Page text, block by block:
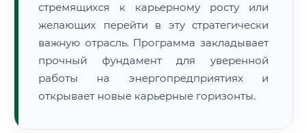
стремящихся к карьерному росту или
желающих перейти в эту стратегически
важную отрасль. Программа закладывает
прочный фундамент для уверенной
работы на энергопредприятиях и
открывает новые карьерные горизонты.